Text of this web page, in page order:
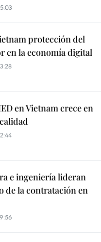
protección del
en la economía digital
en Vietnam crece en
e ingeniería lideran
de la contratación en